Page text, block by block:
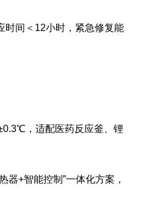
时间＜12小时，紧急修复能
，适配医药反应釜、锂
器+智能控制”一体化方案，